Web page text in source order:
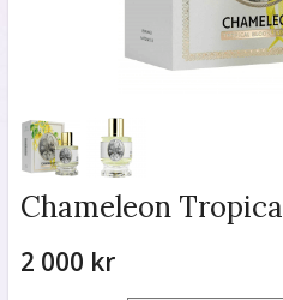
Chameleon
2 000 kr